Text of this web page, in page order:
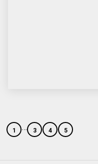
1 … 3 4 5